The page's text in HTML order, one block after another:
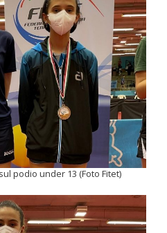
podio under 13 (Foto Fitet)